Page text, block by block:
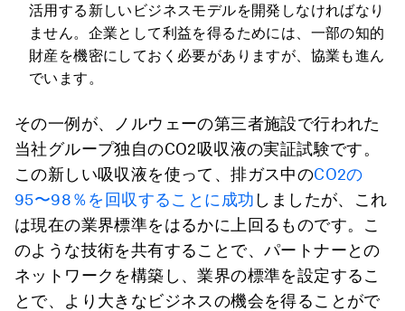
活用する新しいビジネスモデルを開発しなければなり
ません。企業として利益を得るためには、一部の知的
財産を機密にしておく必要がありますが、協業も進ん
でいます。
その一例が、ノルウェーの第三者施設で行われた
当社グループ独自のCO2吸収液の実証試験です。
この新しい吸収液を使って、排ガス中のCO2の
95〜98％を回収することに成功 しましたが、これ
は現在の業界標準をはるかに上回るものです。こ
のような技術を共有することで、パートナーとの
ネットワークを構築し、業界の標準を設定するこ
とで、より大きなビジネスの機会を得ることがで